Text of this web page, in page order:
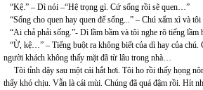
“Kệ.” – Dì nói –“Hệ trọng gì. Cứ sống rồi sẽ quen…”
“Sống cho quen hay quen để sống...” – Chú xẩm xì và
“Ai chả phải sống.”- Dì lầm bầm và tôi nghe rõ tiếng lầm
“Ừ, kệ…” – Tiếng buột ra không biết của dì hay của chú.
người khách không thấy mặt đã từ lâu trong nhà…
Tôi tỉnh dậy sau một cái hắt hơi. Tôi ho rồi thấy họng
thấy khó chịu. Vẫn là cái mùi. Chúng đã quá đậm rồi. Hít